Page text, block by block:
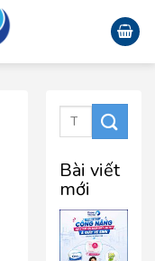
Bài viết
mới